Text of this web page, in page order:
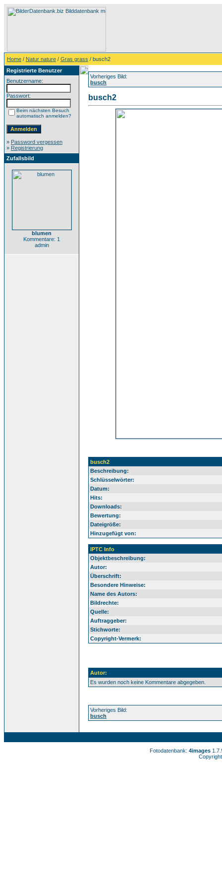
Home / Natur nature / Gras grass / busch2
Registrierte Benutzer
Benutzername:
Passwort:
Beim nächsten Besuch
automatisch anmelden?
» Password vergessen
» Registrierung
Zufallsbild
blumen
Kommentare: 1
admin
Vorheriges Bild:
busch
busch2
busch2
Beschreibung:
Schlüsselwörter:
Datum:
Hits:
Downloads:
Bewertung:
Dateigröße:
Hinzugefügt von:
IPTC Info
Objektbeschreibung:
Autor:
Überschrift:
Besondere Hinweise:
Name des Autors:
Bildrechte:
Quelle:
Auftraggeber:
Stichworte:
Copyright-Vermerk:
Autor:
Es wurden noch keine Kommentare abgegeben.
Vorheriges Bild:
busch
Fotodatenbank: 4images